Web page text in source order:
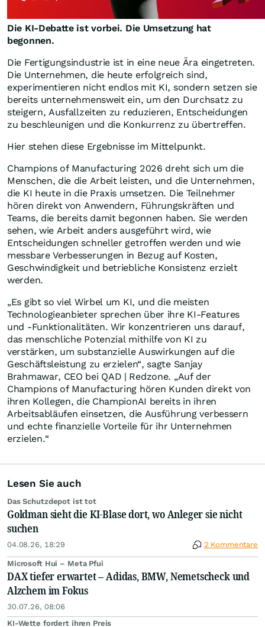
Die KI-Debatte ist vorbei. Die Umsetzung hat
begonnen.
Die Fertigungsindustrie ist in eine neue Ära eingetreten.
Die Unternehmen, die heute erfolgreich sind,
experimentieren nicht endlos mit KI, sondern setzen sie
bereits unternehmensweit ein, um den Durchsatz zu
steigern, Ausfallzeiten zu reduzieren, Entscheidungen
zu beschleunigen und die Konkurrenz zu übertreffen.
Hier stehen diese Ergebnisse im Mittelpunkt.
Champions of Manufacturing 2026 dreht sich um die
Menschen, die die Arbeit leisten, und die Unternehmen,
die KI heute in die Praxis umsetzen. Die Teilnehmer
hören direkt von Anwendern, Führungskräften und
Teams, die bereits damit begonnen haben. Sie werden
sehen, wie Arbeit anders ausgeführt wird, wie
Entscheidungen schneller getroffen werden und wie
messbare Verbesserungen in Bezug auf Kosten,
Geschwindigkeit und betriebliche Konsistenz erzielt
werden.
„Es gibt so viel Wirbel um KI, und die meisten
Technologieanbieter sprechen über ihre KI-Features
und -Funktionalitäten. Wir konzentrieren uns darauf,
das menschliche Potenzial mithilfe von KI zu
verstärken, um substanzielle Auswirkungen auf die
Geschäftsleistung zu erzielen“, sagte Sanjay
Brahmawar, CEO bei QAD | Redzone. „Auf der
Champions of Manufacturing hören Kunden direkt von
ihren Kollegen, die ChampionAI bereits in ihren
Arbeitsabläufen einsetzen, die Ausführung verbessern
und echte finanzielle Vorteile für ihr Unternehmen
erzielen.“
Lesen Sie auch
Das Schutzdepot ist tot
Goldman sieht die KI-Blase dort, wo Anleger sie nicht
suchen
04.08.26, 18:29 2 Kommentare
Microsoft Hui – Meta Pfui
DAX tiefer erwartet – Adidas, BMW, Nemetscheck und
Alzchem im Fokus
30.07.26, 08:06
KI-Wette fordert ihren Preis